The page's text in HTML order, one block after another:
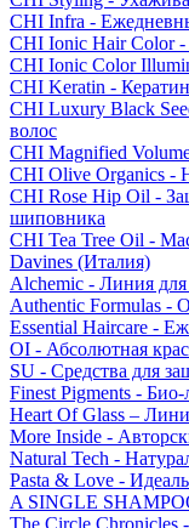
CHI Infra -
CHI Ionic Hair Color -
CHI Ionic Color
CHI Keratin -
CHI Luxury Black
волос
CHI Magnified
CHI Olive Organics -
CHI Rose Hip Oil -
шиповника
CHI Tea Tree Oil -
Davines (Италия)
Alchemic - Линия
Authentic Formulas -
Essential Haircare -
OI - Абсолютная
SU - Средства для
Finest Pigments -
Heart Of Glass –
More Inside -
Natural Tech -
Pasta & Love -
A SINGLE
The Circle